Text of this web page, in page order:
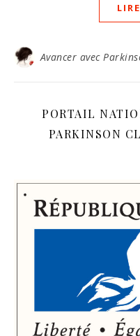
Avancer avec
PORTAIL
PARKINSON